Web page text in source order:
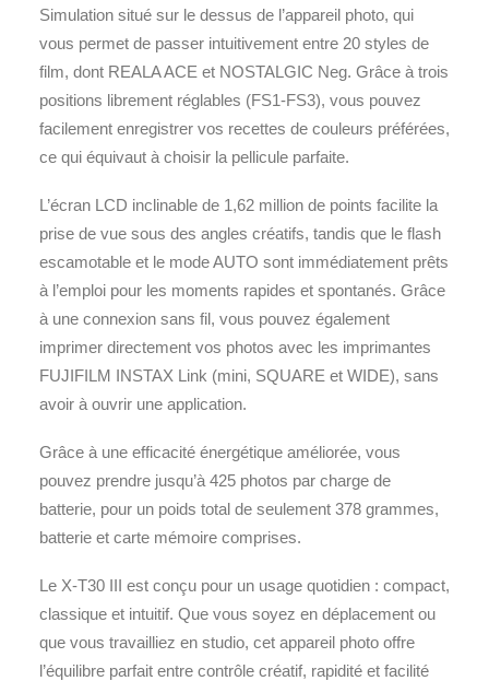
Simulation situé sur le dessus de l’appareil photo, qui
vous permet de passer intuitivement entre 20 styles de
film, dont REALA ACE et NOSTALGIC Neg. Grâce à trois
positions librement réglables (FS1-FS3), vous pouvez
facilement enregistrer vos recettes de couleurs préférées,
ce qui équivaut à choisir la pellicule parfaite.
L’écran LCD inclinable de 1,62 million de points facilite la
prise de vue sous des angles créatifs, tandis que le flash
escamotable et le mode AUTO sont immédiatement prêts
à l’emploi pour les moments rapides et spontanés. Grâce
à une connexion sans fil, vous pouvez également
imprimer directement vos photos avec les imprimantes
FUJIFILM INSTAX Link (mini, SQUARE et WIDE), sans
avoir à ouvrir une application.
Grâce à une efficacité énergétique améliorée, vous
pouvez prendre jusqu’à 425 photos par charge de
batterie, pour un poids total de seulement 378 grammes,
batterie et carte mémoire comprises.
Le X-T30 III est conçu pour un usage quotidien : compact,
classique et intuitif. Que vous soyez en déplacement ou
que vous travailliez en studio, cet appareil photo offre
l’équilibre parfait entre contrôle créatif, rapidité et facilité